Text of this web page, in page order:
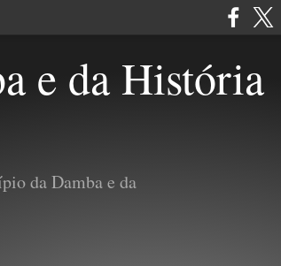
da Damba e da